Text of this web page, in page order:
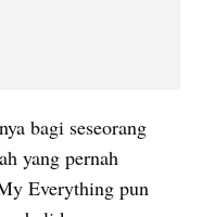
bagi seseorang
yang pernah
Everything pun